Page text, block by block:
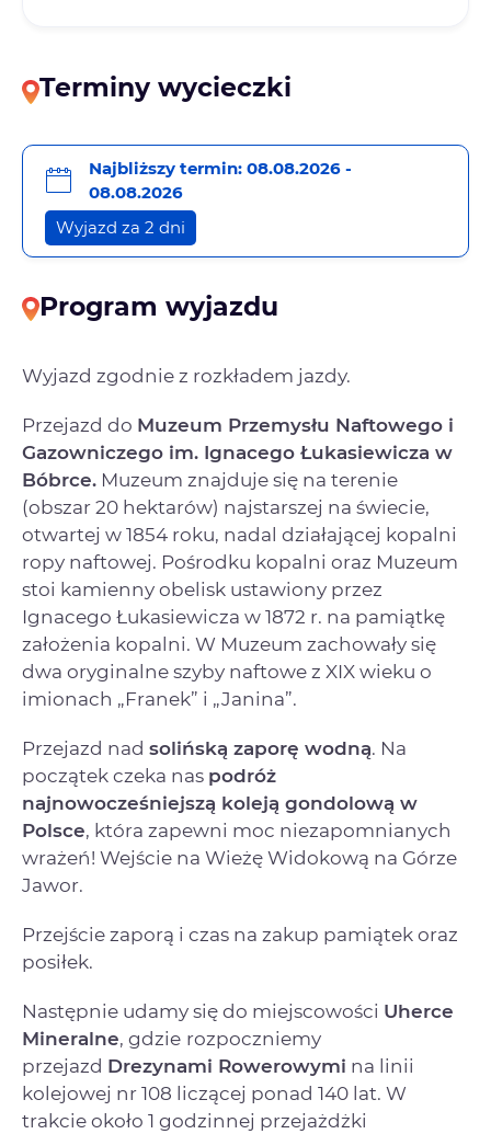
Terminy wycieczki
Najbliższy termin: 08.08.2026 -
08.08.2026
Wyjazd za 2 dni
Program wyjazdu
Wyjazd zgodnie z rozkładem jazdy.
Przejazd do Muzeum Przemysłu Naftowego i
Gazowniczego im. Ignacego Łukasiewicza w
Bóbrce. Muzeum znajduje się na terenie
(obszar 20 hektarów) najstarszej na świecie,
otwartej w 1854 roku, nadal działającej kopalni
ropy naftowej. Pośrodku kopalni oraz Muzeum
stoi kamienny obelisk ustawiony przez
Ignacego Łukasiewicza w 1872 r. na pamiątkę
założenia kopalni. W Muzeum zachowały się
dwa oryginalne szyby naftowe z XIX wieku o
imionach „Franek” i „Janina”.
Przejazd nad solińską zaporę wodną. Na
początek czeka nas podróż
najnowocześniejszą koleją gondolową w
Polsce, która zapewni moc niezapomnianych
wrażeń! Wejście na Wieżę Widokową na Górze
Jawor.
Przejście zaporą i czas na zakup pamiątek oraz
posiłek.
Następnie udamy się do miejscowości Uherce
Mineralne, gdzie rozpoczniemy
przejazd Drezynami Rowerowymi na linii
kolejowej nr 108 liczącej ponad 140 lat. W
trakcie około 1 godzinnej przejażdżki